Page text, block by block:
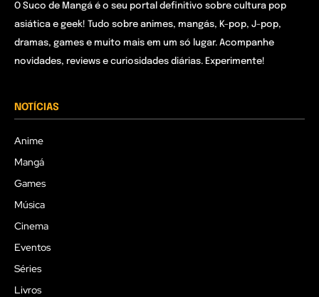
O Suco de Mangá é o seu portal definitivo sobre cultura pop
asiática e geek! Tudo sobre animes, mangás, K-pop, J-pop,
dramas, games e muito mais em um só lugar. Acompanhe
novidades, reviews e curiosidades diárias. Experimente!
NOTÍCIAS
Anime
Mangá
Games
Música
Cinema
Eventos
Séries
Livros